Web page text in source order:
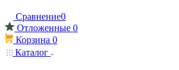
Сравнение0
Отложенные 0
Корзина 0
Каталог